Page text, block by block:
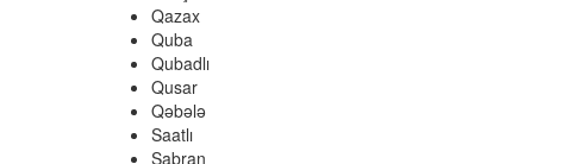
Qazax
Quba
Qubadlı
Qusar
Qəbələ
Saatlı
Şabran